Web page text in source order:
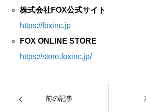
株式会社FOX公式サイト
https://foxinc.jp
FOX ONLINE STORE
https://store.foxinc.jp/
前の記事